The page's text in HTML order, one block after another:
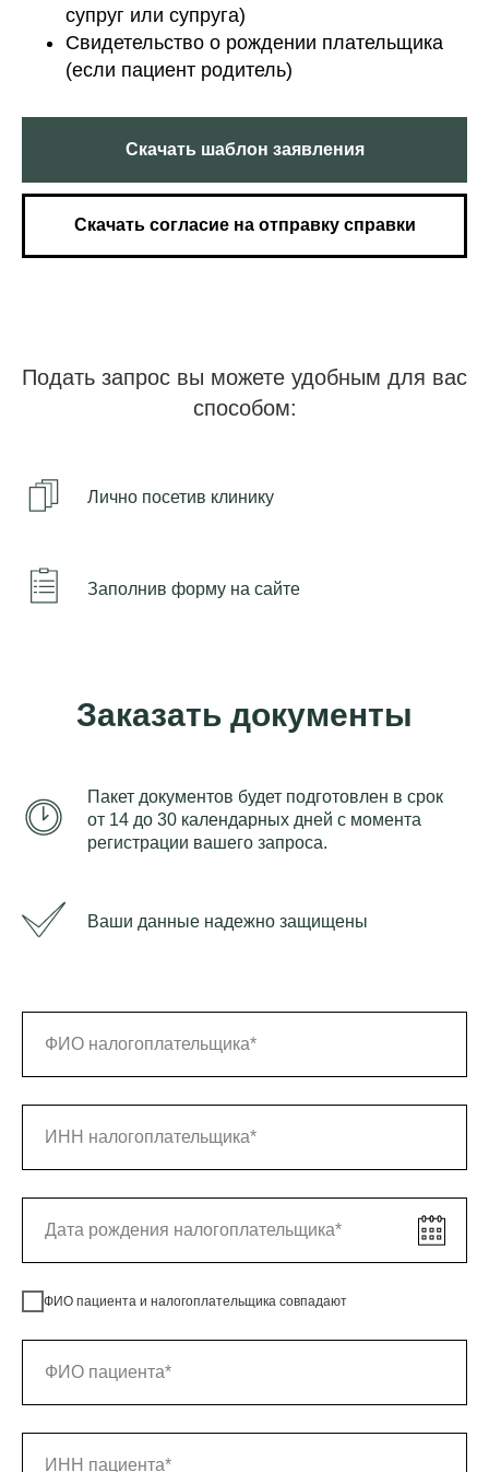
супруг или супруга)
Свидетельство о рождении плательщика
(если пациент родитель)
Скачать шаблон заявления
Скачать согласие на отправку справки
Подать запрос вы можете удобным для вас
способом:
Лично посетив клинику
Заполнив форму на сайте
Заказать документы
Пакет документов будет подготовлен в срок
от 14 до 30 календарных дней с момента
регистрации вашего запроса.
Ваши данные надежно защищены
ФИО пациента и налогоплательщика совпадают